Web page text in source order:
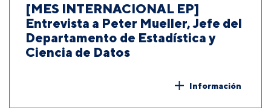
[MES INTERNACIONAL EP]
Entrevista a Peter Mueller, Jefe del
Departamento de Estadística y
Ciencia de Datos
Información